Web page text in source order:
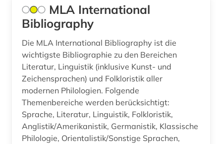
MLA International
Bibliography
Die MLA International Bibliography ist die
wichtigste Bibliographie zu den Bereichen
Literatur, Linguistik (inklusive Kunst- und
Zeichensprachen) und Folkloristik aller
modernen Philologien. Folgende
Themenbereiche werden berücksichtigt:
Sprache, Literatur, Linguistik, Folkloristik,
Anglistik/Amerikanistik, Germanistik, Klassische
Philologie, Orientalistik/Sonstige Sprachen,